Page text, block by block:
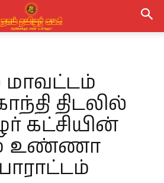
திடலில்
கட்சியின்
உண்ணா